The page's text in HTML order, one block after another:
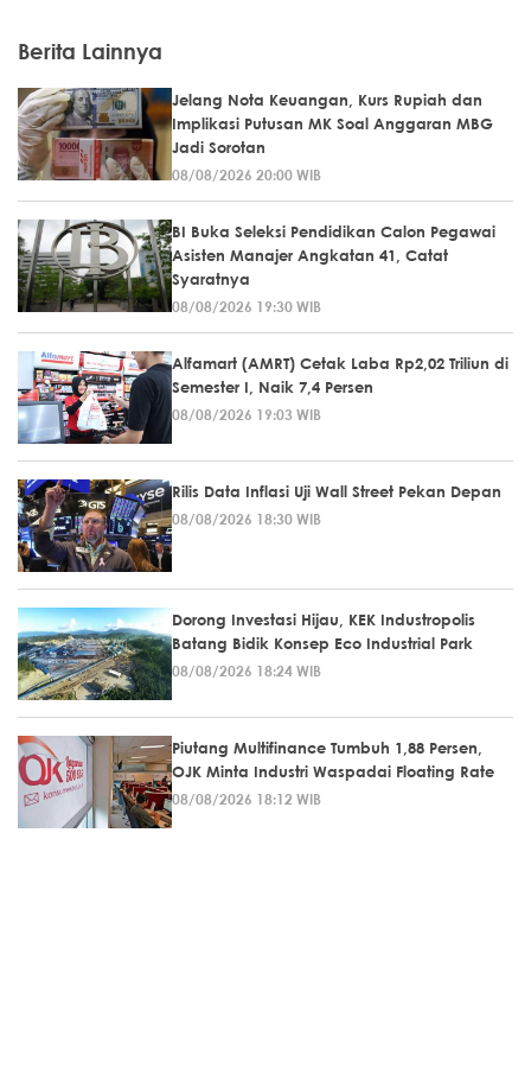
Berita Lainnya
Jelang Nota Keuangan, Kurs Rupiah dan
Implikasi Putusan MK Soal Anggaran MBG
Jadi Sorotan
08/08/2026 20:00 WIB
BI Buka Seleksi Pendidikan Calon Pegawai
Asisten Manajer Angkatan 41, Catat
Syaratnya
08/08/2026 19:30 WIB
Alfamart (AMRT) Cetak Laba Rp2,02 Triliun di
Semester I, Naik 7,4 Persen
08/08/2026 19:03 WIB
Rilis Data Inflasi Uji Wall Street Pekan Depan
08/08/2026 18:30 WIB
Dorong Investasi Hijau, KEK Industropolis
Batang Bidik Konsep Eco Industrial Park
08/08/2026 18:24 WIB
Piutang Multifinance Tumbuh 1,88 Persen,
OJK Minta Industri Waspadai Floating Rate
08/08/2026 18:12 WIB